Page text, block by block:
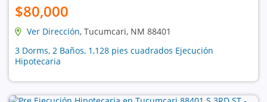
$80,000
Ver Dirección, Tucumcari, NM 88401
3 Dorms, 2 Baños, 1,128 pies cuadrados Ejecución
Hipotecaria